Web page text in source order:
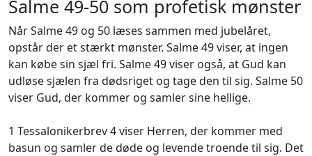
Salme 49-50 som profetisk mønster
Når Salme 49 og 50 læses sammen med jubelåret,
opstår der et stærkt mønster. Salme 49 viser, at ingen
kan købe sin sjæl fri. Salme 49 viser også, at Gud kan
udløse sjælen fra dødsriget og tage den til sig. Salme 50
viser Gud, der kommer og samler sine hellige.
1 Tessalonikerbrev 4 viser Herren, der kommer med
basun og samler de døde og levende troende til sig. Det